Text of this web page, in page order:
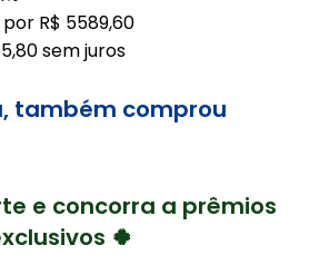
por R$ 5589,60
sem juros
também comprou
e concorra a prêmios
🍀